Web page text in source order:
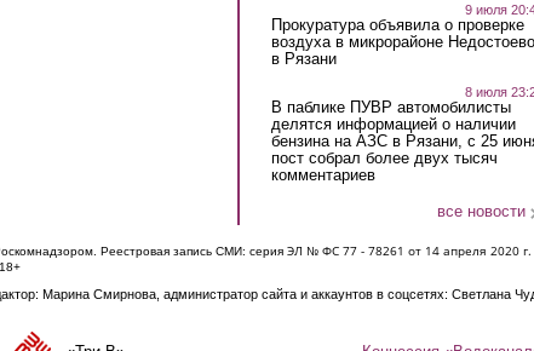
9 июля
Прокуратура объявила о проверке
воздуха в микрорайоне Недостоево
в Рязани
8 июля
В паблике ПУВР автомобилисты
делятся информацией о наличии
бензина на АЗС в Рязани, с 25
пост собрал более двух тысяч
комментариев
все новости
Реестровая запись СМИ: серия ЭЛ № ФС 77 - 78261 от 14 апреля 2020 г.
sends e-mail)
Марина Смирнова, администратор сайта и аккаунтов в соцсетях: Светлана